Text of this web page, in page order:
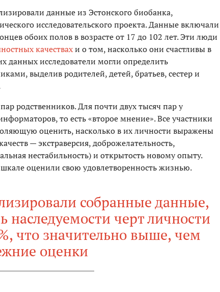
данные из Эстонского биобанка,
исследовательского проекта. Данные включали
обоих полов в возрасте от 17 до 102 лет. Эти люди
качествахи о том, насколько они счастливы в
данных исследователи могли определить
выделив родителей, детей, братьев, сестер и
родственников. Для почти двух тысяч пар у
то есть «второе мнение». Все участники
оценить, насколько в их личности выражены
— экстраверсия, доброжелательность,
нестабильность) и открытость новому опыту.
оценили свою удовлетворенность жизнью.
собранные данные,
наследуемости черт личности
что значительно выше, чем
оценки